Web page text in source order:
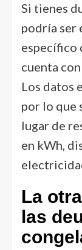
Si tienes
podría ser
específico
cuenta
Los datos
por lo que
lugar de
en kWh,
La
las